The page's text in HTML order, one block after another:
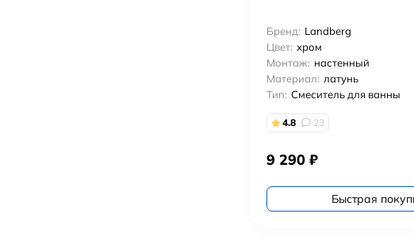
Бренд: Landberg
Цвет: хром
Монтаж: настенный
Материал: латунь
Тип: Смеситель для ванны
4.8 23
9 290 ₽
Быстрая